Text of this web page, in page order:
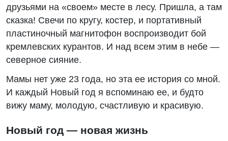
друзьями на «своем» месте в лесу. Пришла, а там
сказка! Свечи по кругу, костер, и портативный
пластиночный магнитофон воспроизводит бой
кремлевских курантов. И над всем этим в небе —
северное сияние.
Мамы нет уже 23 года, но эта ее история со мной.
И каждый Новый год я вспоминаю ее, и будто
вижу маму, молодую, счастливую и красивую.
Новый год — новая жизнь